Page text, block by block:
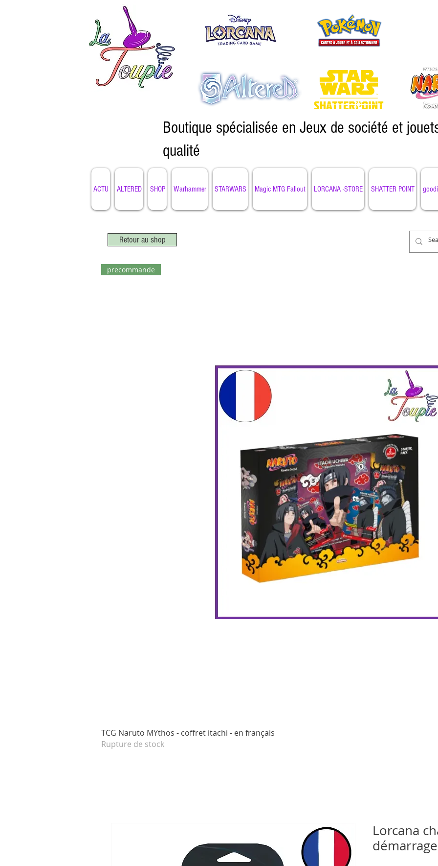
Boutique spécialisée en Jeux de société et
qualité
ACTU ALTERED SHOP Warhammer STARWARS Magic MTG Fallout LORCANA -STORE SHATTER POINT
Retour au shop
Lorcana
démarrage
precommande
TCG Naruto MYthos - coffret itachi - en français
Rupture de stock